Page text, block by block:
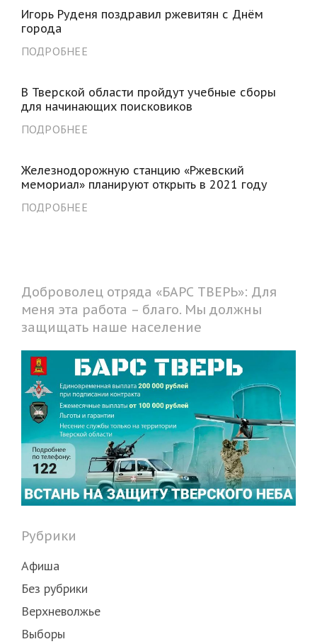
Игорь Руденя поздравил ржевитян с Днём
города
ПОДРОБНЕЕ
В Тверской области пройдут учебные сборы
для начинающих поисковиков
ПОДРОБНЕЕ
Железнодорожную станцию «Ржевский
мемориал» планируют открыть в 2021 году
ПОДРОБНЕЕ
Доброволец отряда «БАРС ТВЕРЬ»: Для
меня эта работа – благо. Мы должны
защищать наше население
Рубрики
Афиша
Без рубрики
Верхневолжье
Выборы